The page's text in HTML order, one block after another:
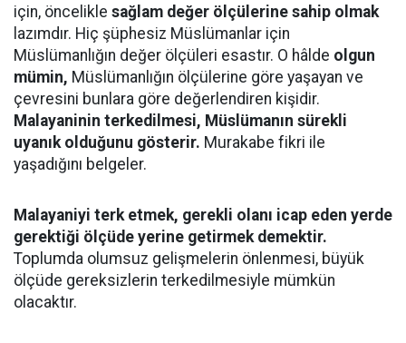
için, öncelikle sağlam değer ölçülerine sahip olmak
lazımdır. Hiç şüphesiz Müslümanlar için
Müslümanlığın değer ölçüleri esastır. O hâlde olgun
mümin, Müslümanlığın ölçülerine göre yaşayan ve
çevresini bunlara göre değerlendiren kişidir.
Malayaninin terkedilmesi, Müslümanın sürekli
uyanık olduğunu gösterir. Murakabe fikri ile
yaşadığını belgeler.
Malayaniyi terk etmek, gerekli olanı icap eden yerde
gerektiği ölçüde yerine getirmek demektir.
Toplumda olumsuz gelişmelerin önlenmesi, büyük
ölçüde gereksizlerin terkedilmesiyle mümkün
olacaktır.